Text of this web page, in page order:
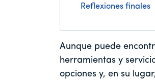
Reflexiones finales
Aunque puede
herramientas y
opciones y, en su